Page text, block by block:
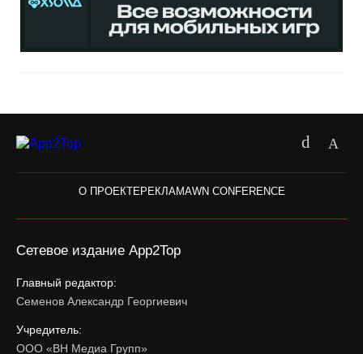
О ПРОЕКТЕРЕКЛАМАWN CONFERENCE
Сетевое издание App2Top
Главный редактор:
Семенов Александр Георгиевич
Учредитель:
ООО «ВН Медиа Групп»